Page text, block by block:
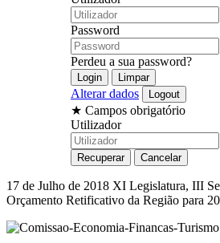
Password
Perdeu a sua password?
Alterar dados
★ Campos obrigatório
Utilizador
17 de Julho de 2018 XI Legislatura, III
Orçamento Retificativo da Região para